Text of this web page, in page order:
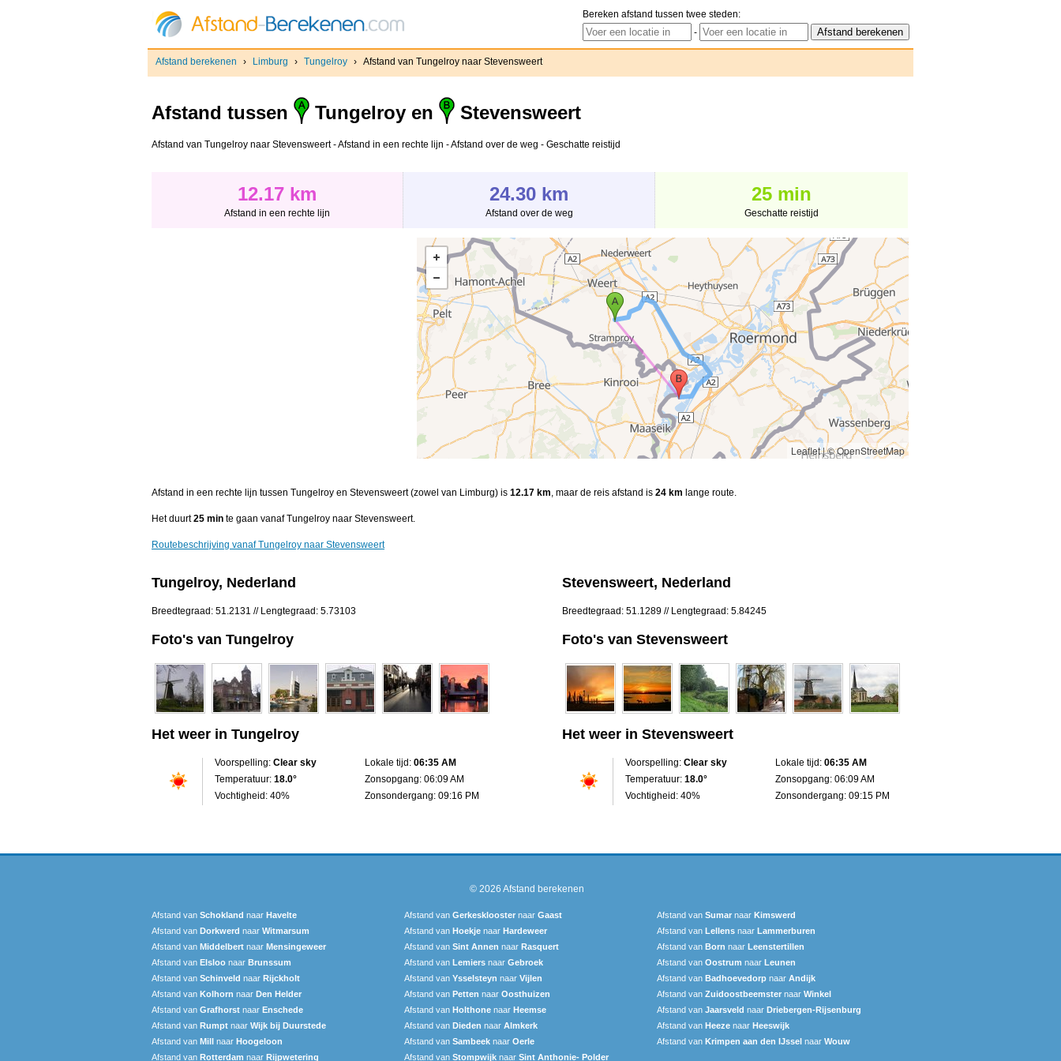
Bereken afstand tussen twee steden:
-
Afstand berekenen › Limburg › Tungelroy › Afstand van Tungelroy naar Stevensweert
Afstand tussen Tungelroy en Stevensweert
Afstand van Tungelroy naar Stevensweert - Afstand in een rechte lijn - Afstand over de weg - Geschatte reistijd
12.17 km
Afstand in een rechte lijn
24.30 km
Afstand over de weg
25 min
Geschatte reistijd
Leaflet|© OpenStreetMap
Afstand in een rechte lijn tussen Tungelroy en Stevensweert (zowel van Limburg) is 12.17 km, maar de reis afstand is 24 km lange route.
Het duurt25 min te gaan vanaf Tungelroy naar Stevensweert.
Routebeschrijving vanaf Tungelroy naar Stevensweert
Tungelroy, Nederland
Breedtegraad: 51.2131 // Lengtegraad: 5.73103
Foto's van Tungelroy
Het weer in Tungelroy
Voorspelling: Clear sky
Temperatuur: 18.0°
Vochtigheid: 40%
Lokale tijd: 06:35 AM
Zonsopgang: 06:09 AM
Zonsondergang: 09:16 PM
Stevensweert, Nederland
Breedtegraad: 51.1289 // Lengtegraad: 5.84245
Foto's van Stevensweert
Het weer in Stevensweert
Voorspelling: Clear sky
Temperatuur: 18.0°
Vochtigheid: 40%
Lokale tijd: 06:35 AM
Zonsopgang: 06:09 AM
Zonsondergang: 09:15 PM
© 2026 Afstand berekenen
Afstand van Schokland naar Havelte Afstand van Gerkesklooster naar Gaast Afstand van Sumar naar Kimswerd
Afstand van Dorkwerd naar Witmarsum Afstand van Hoekje naar Hardeweer Afstand van Lellens naar Lammerburen
Afstand van Middelbert naar Mensingeweer Afstand van Sint Annen naar Rasquert Afstand van Born naar Leenstertillen‎
Afstand van Elsloo naar Brunssum Afstand van Lemiers naar Gebroek Afstand van Oostrum naar Leunen
Afstand van Schinveld naar Rijckholt Afstand van Ysselsteyn naar Vijlen Afstand van Badhoevedorp naar Andijk
Afstand van Kolhorn naar Den Helder Afstand van Petten naar Oosthuizen Afstand van Zuidoostbeemster naar Winkel
Afstand van Grafhorst naar Enschede Afstand van Holthone naar Heemse Afstand van Jaarsveld naar Driebergen-Rijsenburg
Afstand van Rumpt naar Wijk bij Duurstede Afstand van Dieden naar Almkerk Afstand van Heeze naar Heeswijk
Afstand van Mill naar Hoogeloon Afstand van Sambeek naar Oerle Afstand van Krimpen aan den IJssel naar Wouw
Afstand van Rotterdam naar Rijpwetering Afstand van Stompwijk naar Sint Anthonie- Polder